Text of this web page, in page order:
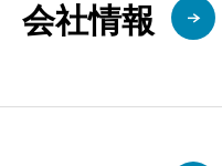
会社情報